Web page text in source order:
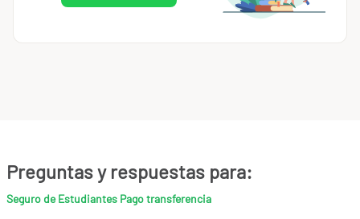
Preguntas y respuestas para:
Seguro de Estudiantes Pago transferencia